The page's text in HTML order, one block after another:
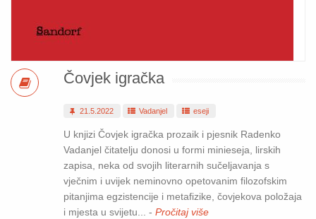
Čovjek igračka
21.5.2022 Vadanjel eseji
U knjizi Čovjek igračka prozaik i pjesnik Radenko
Vadanjel čitatelju donosi u formi minieseja, lirskih
zapisa, neka od svojih literarnih sučeljavanja s
vječnim i uvijek neminovno opetovanim filozofskim
pitanjima egzistencije i metafizike, čovjekova položaja
i mjesta u svijetu... - Pročitaj više